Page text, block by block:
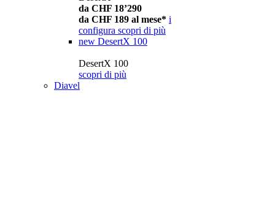
da CHF 18’290
da CHF 189 al mese* i
configura scopri di più
new DesertX 100
DesertX 100
scopri di più
Diavel